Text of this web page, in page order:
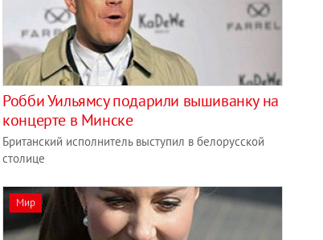
Робби Уильямсу подарили вышиванку на
концерте в Минске
Британский исполнитель выступил в белорусской
столице
Мир